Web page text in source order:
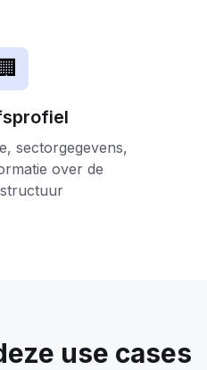
🏢
sectorgegevens,
over de
use cases